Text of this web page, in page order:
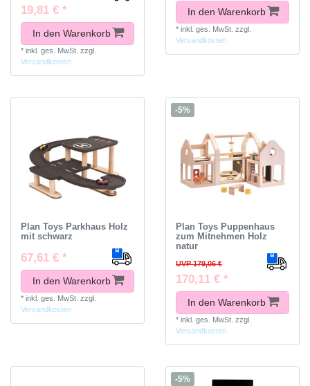
19,81 € *
In den Warenkorb
* inkl. ges. MwSt. zzgl.
Versandkosten
In den Warenkorb
* inkl. ges. MwSt. zzgl.
Versandkosten
Plan Toys Parkhaus Holz
mit schwarz
67,61 € *
In den Warenkorb
* inkl. ges. MwSt. zzgl.
Versandkosten
-5%
Plan Toys Puppenhaus
zum Mitnehmen Holz
natur
UVP 179,06 €
170,11 € *
In den Warenkorb
* inkl. ges. MwSt. zzgl.
Versandkosten
-5%